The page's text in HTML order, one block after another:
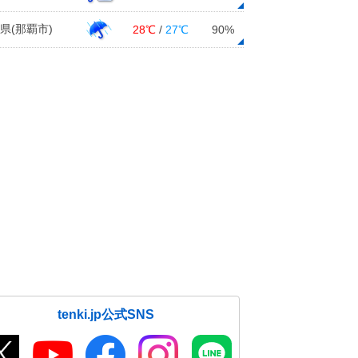
(那覇市) 28℃ / 27℃ 90%
tenki.jp公式SNS